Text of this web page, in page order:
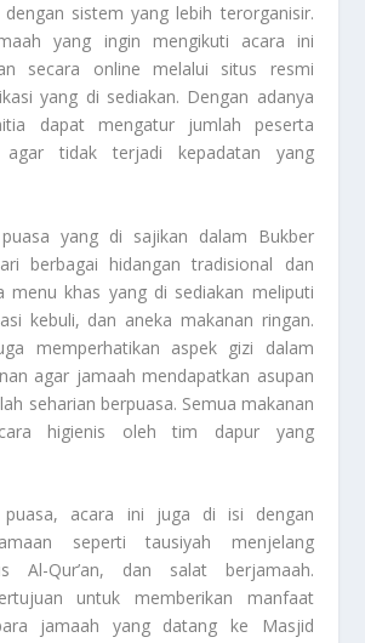
sistem yang lebih terorganisir.
yang ingin mengikuti acara ini
secara online melalui situs resmi
yang di sediakan. Dengan adanya
dapat mengatur jumlah peserta
agar tidak terjadi kepadatan yang
yang di sajikan dalam Bukber
berbagai hidangan tradisional dan
menu khas yang di sediakan meliputi
kebuli, dan aneka makanan ringan.
memperhatikan aspek gizi dalam
agar jamaah mendapatkan asupan
seharian berpuasa. Semua makanan
higienis oleh tim dapur yang
puasa, acara ini juga di isi dengan
seperti tausiyah menjelang
Al-Qur’an, dan salat berjamaah.
untuk memberikan manfaat
jamaah yang datang ke Masjid